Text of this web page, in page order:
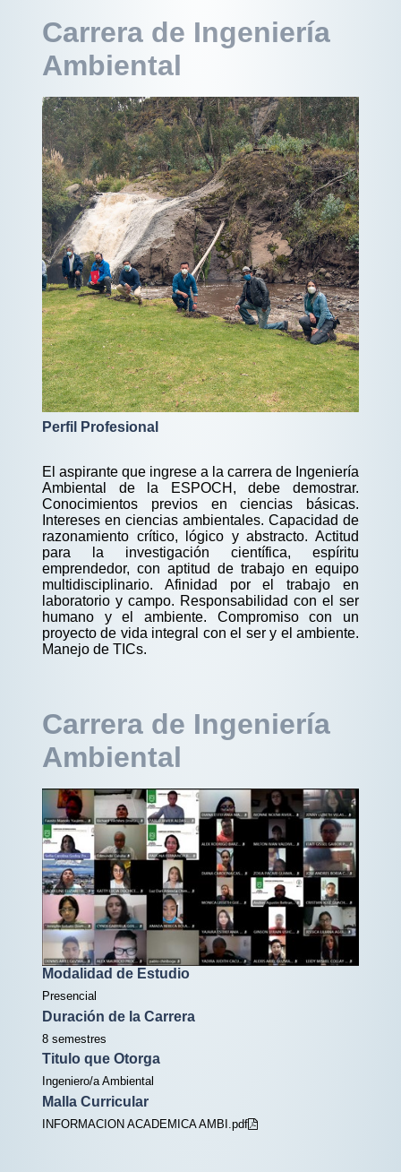
Carrera de Ingeniería
Ambiental
Perfil Profesional
El aspirante que ingrese a la carrera de Ingeniería
Ambiental de la ESPOCH, debe demostrar.
Conocimientos previos en ciencias básicas.
Intereses en ciencias ambientales. Capacidad de
razonamiento crítico, lógico y abstracto. Actitud
para la investigación científica, espíritu
emprendedor, con aptitud de trabajo en equipo
multidisciplinario. Afinidad por el trabajo en
laboratorio y campo. Responsabilidad con el ser
humano y el ambiente. Compromiso con un
proyecto de vida integral con el ser y el ambiente.
Manejo de TICs.
Carrera de Ingeniería
Ambiental
Modalidad de Estudio
Presencial
Duración de la Carrera
8 semestres
Titulo que Otorga
Ingeniero/a Ambiental
Malla Curricular
INFORMACION ACADEMICA AMBI.pdf